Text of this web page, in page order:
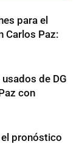
para el
Carlos Paz:
de DG
con
el pronóstico